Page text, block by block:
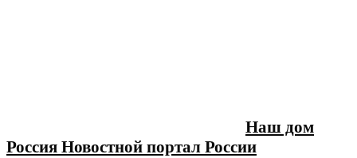
Наш дом
Россия Новостной портал России